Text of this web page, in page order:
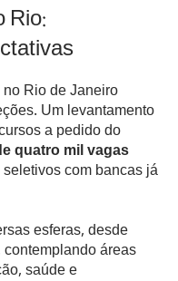
Rio:
Rio de Janeiro
Um levantamento
a pedido do
quatro mil vagas
com bancas já
esferas, desde
áreas
saúde e